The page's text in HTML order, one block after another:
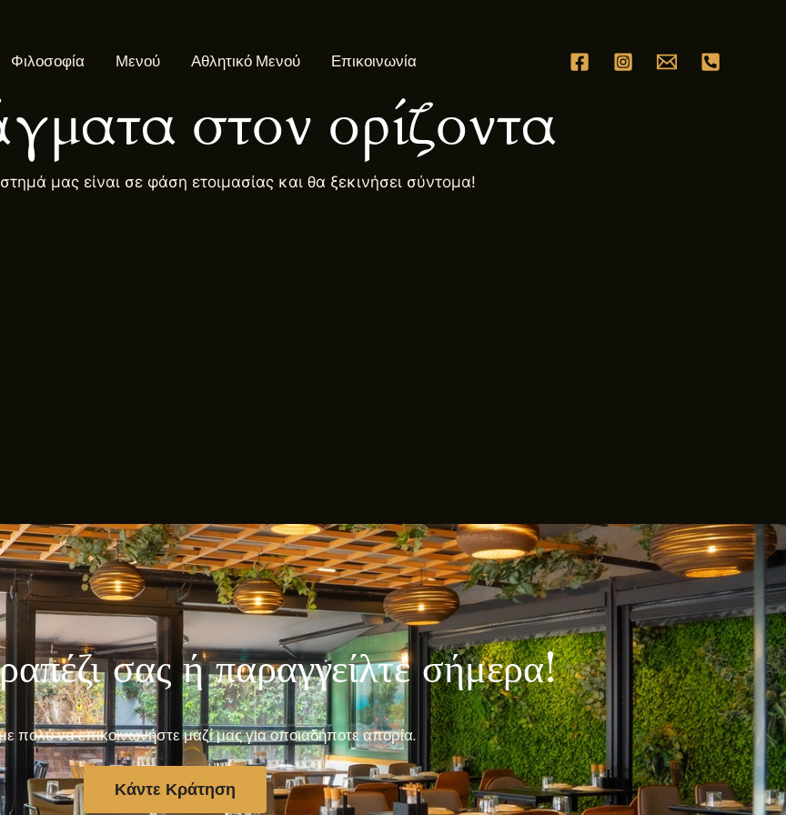
Φιλοσοφία Μενού Αθλητικό Μενού Επικοινωνία
στον ορίζοντα
μας είναι σε φάση ετοιμασίας και θα ξεκινήσει σύντομα!
σας ή παραγγείλτε σήμερα!
πολύ να επικοινωνήστε μαζί μας για οποιαδήποτε απορία.
Κάντε Κράτηση